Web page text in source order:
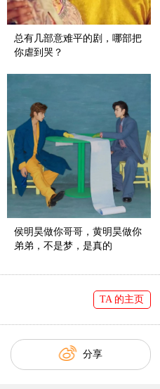
总有几部意难平的剧，哪部把
你虐到哭？
侯明昊做你哥哥，黄明昊做你
弟弟，不是梦，是真的
TA 的主页
分享